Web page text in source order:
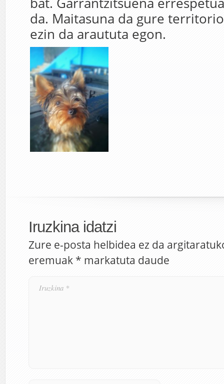
da. Maitasuna da gure
ezin da araututa egon.
Iruzkina idatzi
Zure e-posta helbidea ez da
eremuak * markatuta daude